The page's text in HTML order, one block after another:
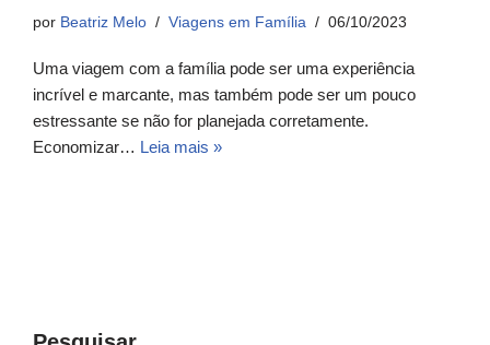
por Beatriz Melo Viagens em Família 06/10/2023
Uma viagem com a família pode ser uma experiência
incrível e marcante, mas também pode ser um pouco
estressante se não for planejada corretamente.
Economizar… Leia mais »